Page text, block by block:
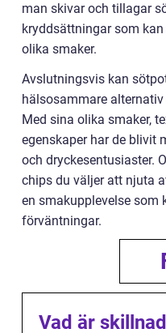
man skivar och tillagar
kryddsättningar som
olika smaker.
Avslutningsvis kan
hälsosammare
Med sina olika smaker,
egenskaper har de blivit
och dryckesentusiaster.
chips du väljer att njuta
en smakupplevelse som
förväntningar.
Vad är